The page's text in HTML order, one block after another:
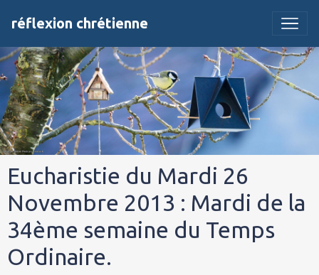
réflexion chrétienne
Eucharistie du Mardi 26
Novembre 2013 : Mardi de la
34ème semaine du Temps
Ordinaire.